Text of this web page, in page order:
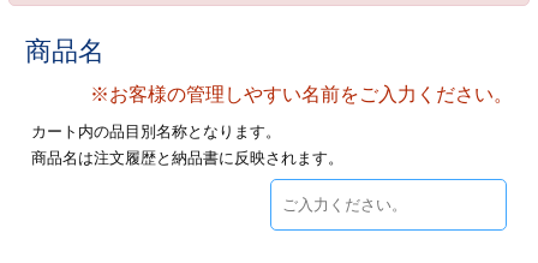
ックカード印刷
業ツール印刷
ィ・販促グッズ
方法
/送料について
ックカード名刺
ムカード
印刷
加工指示ガイド
ックカード
ード印刷
刷
り
プル請求
24
25
2026年 9月
月
火 水 木 金
土
12
商品名
※お客様の管理しやすい名前をご入力ください。
カート内の品目別名称となります。
商品名は注文履歴と納品書に反映されます。